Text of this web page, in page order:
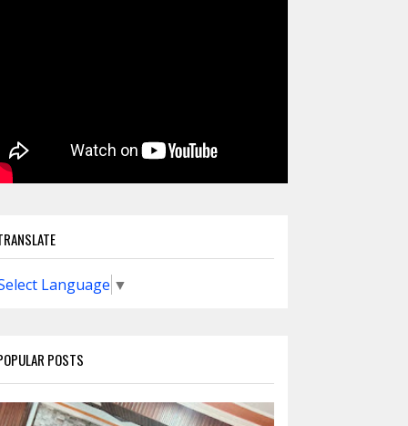
Language ▼
POSTS